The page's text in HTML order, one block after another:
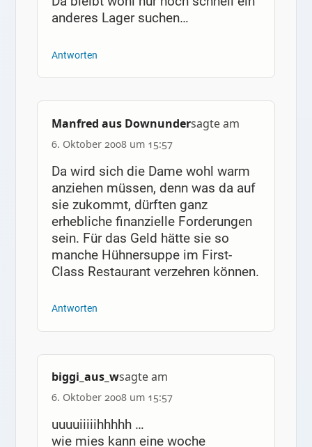
anderes Lager suchen…
Antworten
Manfred aus Downundersagte am
6. Oktober 2008 um 15:57
Da wird sich die Dame wohl warm
anziehen müssen, denn was da auf
sie zukommt, dürften ganz
erhebliche finanzielle Forderungen
sein. Für das Geld hätte sie so
manche Hühnersuppe im First-
Class Restaurant verzehren können.
Antworten
biggi_aus_wsagte am
6. Oktober 2008 um 15:57
uuuuiiiiihhhhh …
wie mies kann eine woche